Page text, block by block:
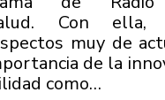
Con ella,
muy de
de la
como…